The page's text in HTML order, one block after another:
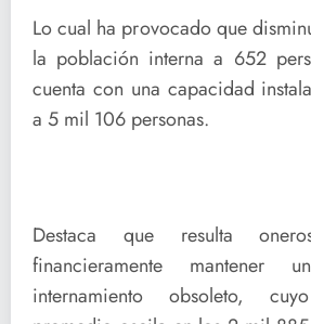
Lo cual ha provocado que
la población interna a 652
cuenta con una capacidad
a 5 mil 106 personas.
Destaca que resulta
financieramente mantener
internamiento obsoleto,